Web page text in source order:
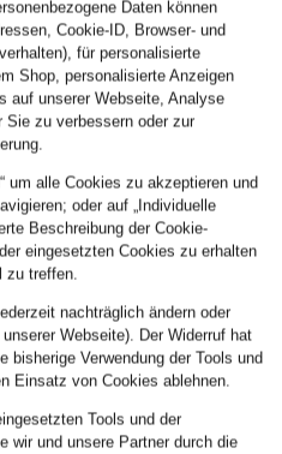
Daten können
Cookie-ID, Browser- und
für personalisierte
Shop, personalisierte Anzeigen
auf unserer Webseite, Analyse
zu verbessern oder zur
um alle Cookies zu akzeptieren und
oder auf „Individuelle
Beschreibung der Cookie-
eingesetzten Cookies zu erhalten
zu treffen.
nachträglich ändern oder
Webseite). Der Widerruf hat
bisherige Verwendung der Tools und
Einsatz von Cookies ablehnen.
Tools und der
wir und unsere Partner durch die